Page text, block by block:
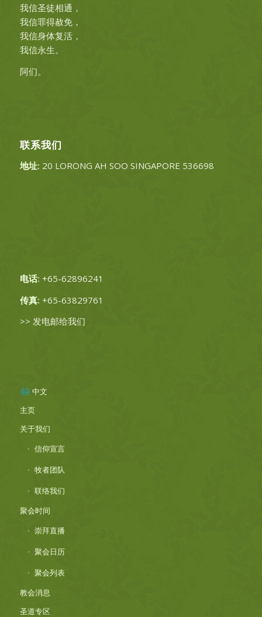
我信圣徒相通，
我信罪得赦免，
我信身体复活，
我信永生。
阿们。
联系我们
地址: 20 LORONG AH SOO SINGAPORE 536698
电话: +65-62896241
传真: +65-63829761
>> 发电邮给我们
中文
主页
关于我们
信仰宣言
牧者团队
联络我们
聚会时间
崇拜直播
聚会日历
聚会列表
教会消息
圣道专区